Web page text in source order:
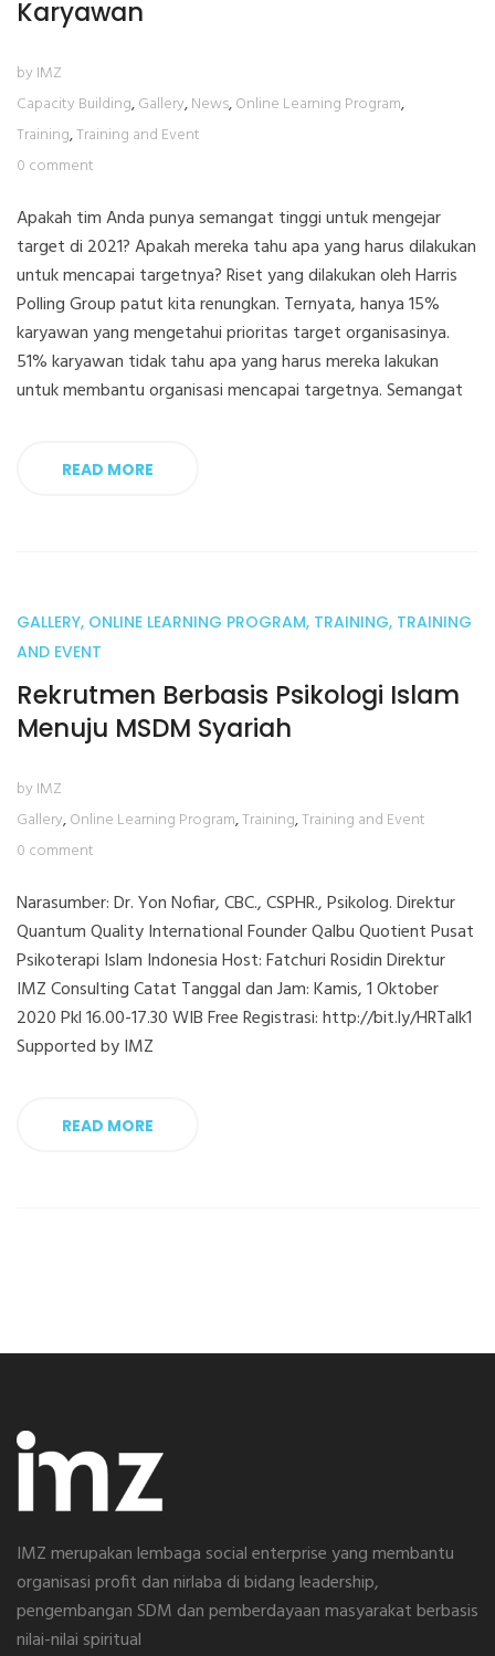
Karyawan
by IMZ
Capacity Building,Gallery,News,Online Learning Program,
Training,Training and Event
0 comment
Apakah tim Anda punya semangat tinggi untuk mengejar
target di 2021? Apakah mereka tahu apa yang harus dilakukan
untuk mencapai targetnya? Riset yang dilakukan oleh Harris
Polling Group patut kita renungkan. Ternyata, hanya 15%
karyawan yang mengetahui prioritas target organisasinya.
51% karyawan tidak tahu apa yang harus mereka lakukan
untuk membantu organisasi mencapai targetnya. Semangat
READ MORE
GALLERY, ONLINE LEARNING PROGRAM, TRAINING, TRAINING
AND EVENT
Rekrutmen Berbasis Psikologi Islam
Menuju MSDM Syariah
by IMZ
Gallery,Online Learning Program,Training,Training and Event
0 comment
Narasumber: Dr. Yon Nofiar, CBC., CSPHR., Psikolog. Direktur
Quantum Quality International Founder Qalbu Quotient Pusat
Psikoterapi Islam Indonesia Host: Fatchuri Rosidin Direktur
IMZ Consulting Catat Tanggal dan Jam: Kamis, 1 Oktober
2020 Pkl 16.00-17.30 WIB Free Registrasi: http://bit.ly/HRTalk1
Supported by IMZ
READ MORE
IMZ merupakan lembaga social enterprise yang membantu
organisasi profit dan nirlaba di bidang leadership,
pengembangan SDM dan pemberdayaan masyarakat berbasis
nilai-nilai spiritual